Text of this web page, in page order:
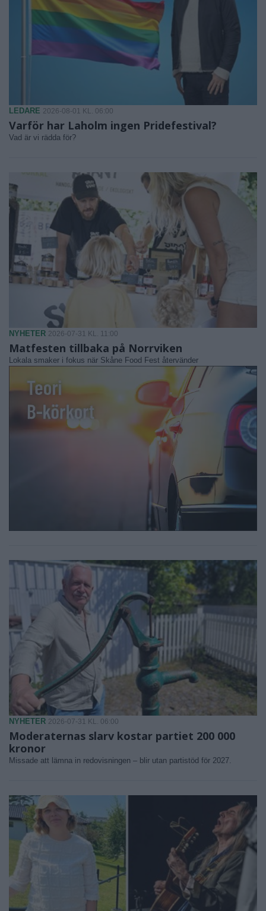
LEDARE 2026-08-01 KL. 06:00
Varför har Laholm ingen Pridefestival?
Vad är vi rädda för?
NYHETER 2026-07-31 KL. 11:00
Matfesten tillbaka på Norrviken
Lokala smaker i fokus när Skåne Food Fest återvänder
NYHETER 2026-07-31 KL. 06:00
Moderaternas slarv kostar partiet 200 000
kronor
Missade att lämna in redovisningen – blir utan partistöd för 2027.